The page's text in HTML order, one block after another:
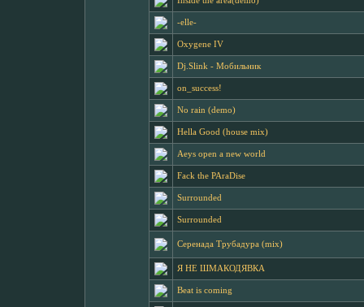
-elle-
Oxygene IV
Dj.Slink - Мобильник
on_success!
No rain (demo)
Hella Good (house mix)
Aeys open a new world
Fack the PAraDise
Surrounded
Surrounded
Серенада Трубадура (mix)
Я НЕ ШМАКОДЯВКА
Beat is coming